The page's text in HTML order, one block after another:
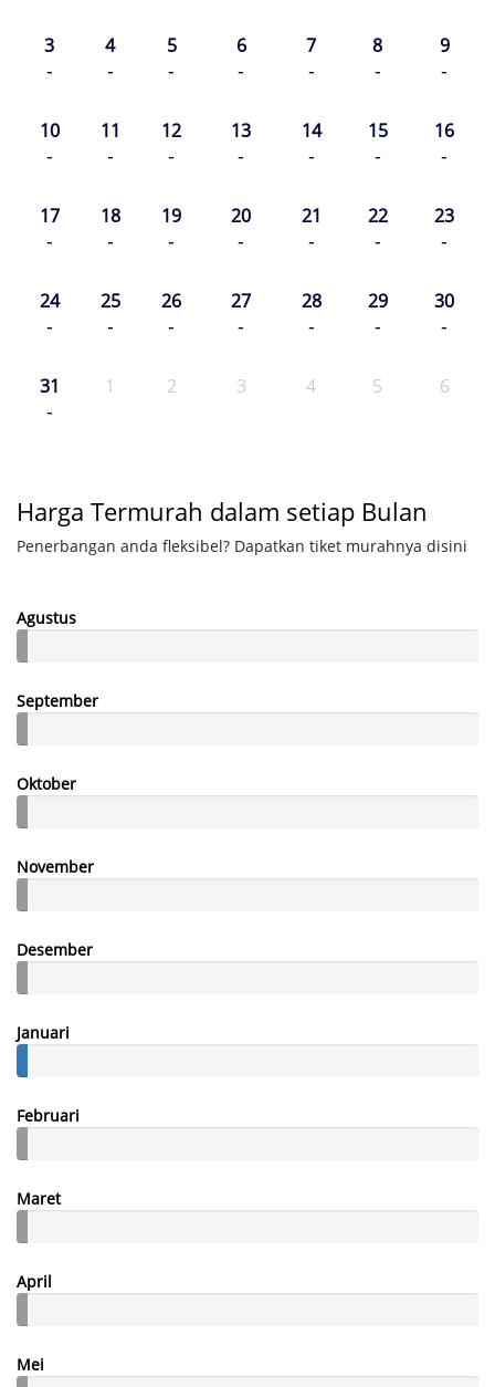
3
-
4
-
5
-
6
-
7
-
8
-
9
-
10
-
11
-
12
-
13
-
14
-
15
-
16
-
17
-
18
-
19
-
20
-
21
-
22
-
23
-
24
-
25
-
26
-
27
-
28
-
29
-
30
-
31
-
1 2 3 4 5 6
Harga Termurah dalam setiap Bulan
Penerbangan anda fleksibel? Dapatkan tiket murahnya disini
Agustus
September
Oktober
November
Desember
Januari
Februari
Maret
April
Mei